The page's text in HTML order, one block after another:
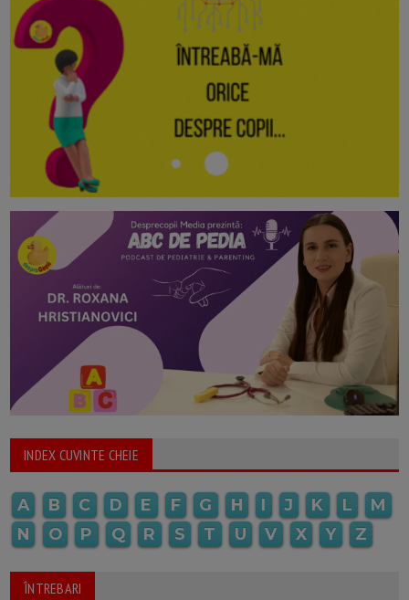
INDEX CUVINTE CHEIE
A B C D E F G H I J K L
M
N
O P Q R S T U V X Y Z
ÎNTREBARI